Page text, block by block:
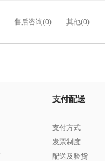
售后咨询(0) 其他(0)
支付配送
支付方式
发票制度
配送及验货